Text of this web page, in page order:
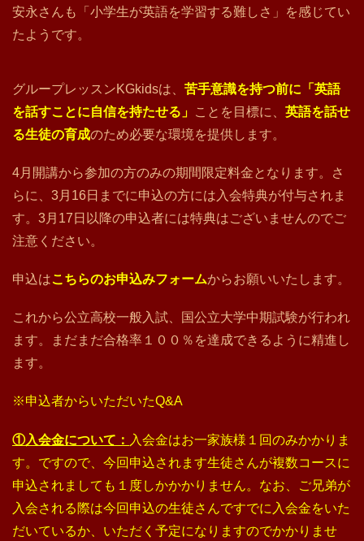
安永さんも「小学生が英語を学習する難しさ」を感じてい
たようです。
グループレッスンKGkidsは、 苦手意識を持つ前に「英語
を話すことに自信を持たせる」 ことを目標に、 英語を話せ
る生徒の育成のため必要な環境を提供します。
4月開講から参加の方のみの期間限定料金となります。さ
らに、3月16日までに申込の方には入会特典が付与されま
す。3月17日以降の申込者には特典はございませんのでご
注意ください。
申込はこちらのお申込みフォームからお願いいたします。
これから公立高校一般入試、国公立大学中期試験が行われ
ます。まだまだ合格率１００％を達成できるように精進し
ます。
※申込者からいただいたQ&A
①入会金について： 入会金はお一家族様１回のみかかりま
す。ですので、今回申込されます生徒さんが複数コースに
申込されましても１度しかかかりません。なお、ご兄弟が
入会される際は今回申込の生徒さんですでに入会金をいた
だいているか、いただく予定になりますのでかかりませ